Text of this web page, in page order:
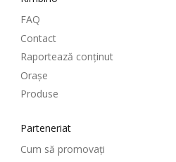
FAQ
Contact
Raportează conținut
Oraşe
Produse
Parteneriat
Cum să promovați